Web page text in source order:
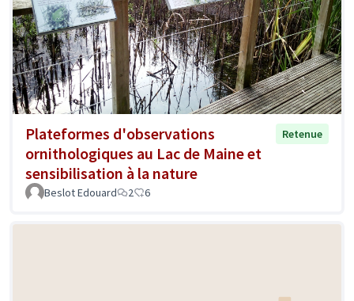
Plateformes d'observations
ornithologiques au Lac de Maine et
sensibilisation à la nature
Retenue
Beslot Edouard 2 6